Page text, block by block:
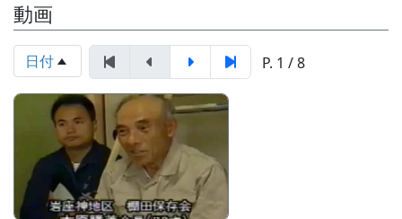
動画
日付 P. 1 / 8